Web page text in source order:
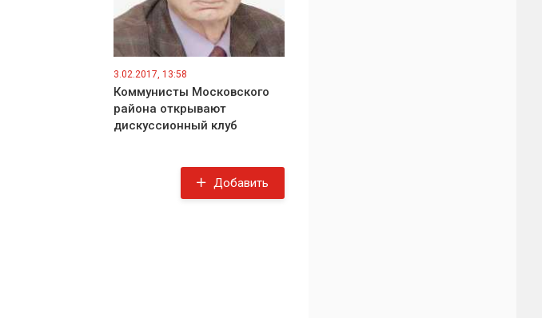
3.02.2017, 13:58
Коммунисты Московского
района открывают
дискуссионный клуб
Добавить